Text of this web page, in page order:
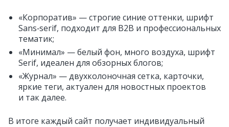
«Корпоратив» — строгие синие оттенки, шрифт
Sans‑serif, подходит для B2B и профессиональных
тематик;
«Минимал» — белый фон, много воздуха, шрифт
Serif, идеален для обзорных блогов;
«Журнал» — двухколоночная сетка, карточки,
яркие теги, актуален для новостных проектов
и так далее.
В итоге каждый сайт получает индивидуальный